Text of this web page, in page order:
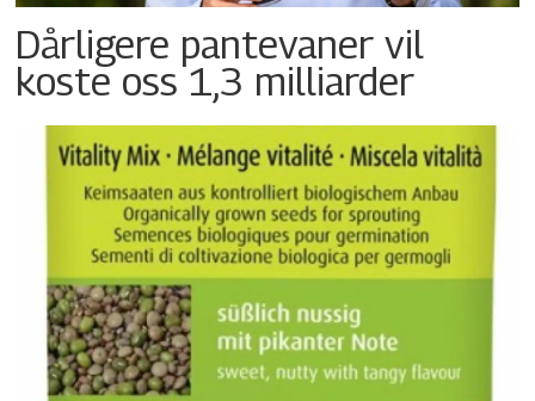
Dårligere pantevaner vil
koste oss 1,3 milliarder